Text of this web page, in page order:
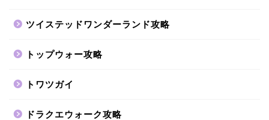
ツイステッドワンダーランド攻略
トップウォー攻略
トワツガイ
ドラクエウォーク攻略